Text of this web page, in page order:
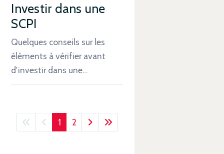
Investir dans une
SCPI
Quelques conseils sur les
éléments à vérifier avant
d'investir dans une…
1 2